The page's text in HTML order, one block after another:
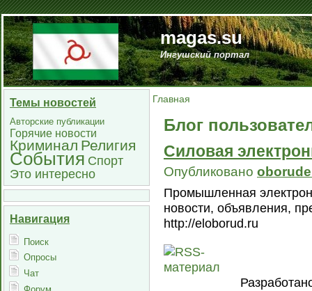
magas.su
Ингушский портал
Темы новостей
Авторские публикации
Горячие новости
Криминал Религия
События Спорт
Это интересно
Навигация
Поиск
Опросы
Чат
Главная
Блог
Силовая
Опубликовано
Промышленная
новости, объявления,
http://eloborud.ru